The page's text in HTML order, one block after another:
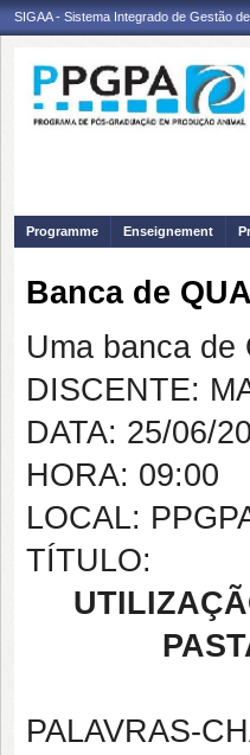
SIGAA - Sistema Integrado de Gestão
Programme Enseignement
Banca de
Uma banca de
DISCENTE:
DATA: 25/06/
HORA: 09:00
LOCAL:
TÍTULO:
PALAVRAS-